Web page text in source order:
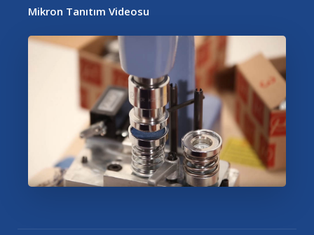
Mikron Tanıtım Videosu